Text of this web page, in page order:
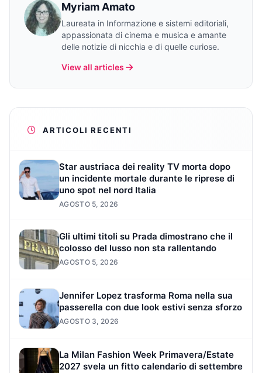
Myriam Amato
Laureata in Informazione e sistemi editoriali,
appassionata di cinema e musica e amante
delle notizie di nicchia e di quelle curiose.
View all articles
ARTICOLI RECENTI
Star austriaca dei reality TV morta dopo
un incidente mortale durante le riprese di
uno spot nel nord Italia
AGOSTO 5, 2026
Gli ultimi titoli su Prada dimostrano che il
colosso del lusso non sta rallentando
AGOSTO 5, 2026
Jennifer Lopez trasforma Roma nella sua
passerella con due look estivi senza sforzo
AGOSTO 3, 2026
La Milan Fashion Week Primavera/Estate
2027 svela un fitto calendario di settembre